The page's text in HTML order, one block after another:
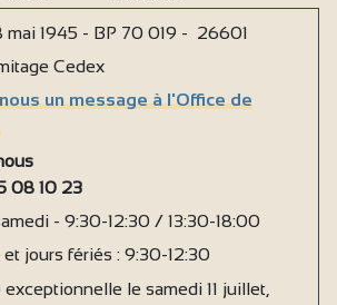
mai 1945 - BP 70 019 - 26601
Cedex
un message à l'Office de
08 10 23
- 9:30-12:30 / 13:30-18:00
et jours fériés : 9:30-12:30
exceptionnelle le samedi 11 juillet,